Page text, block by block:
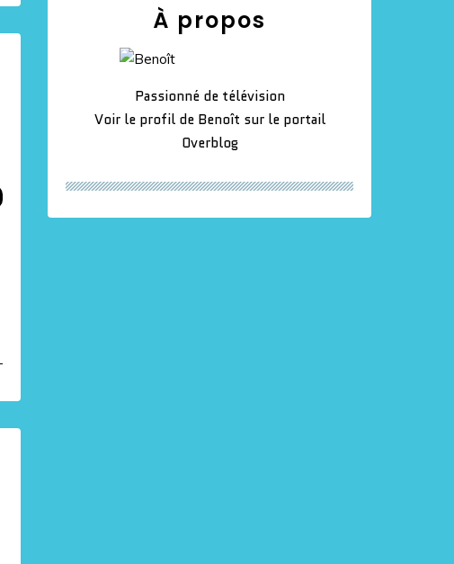
À propos
Passionné de télévision
Voir le profil de Benoît sur le portail
Overblog